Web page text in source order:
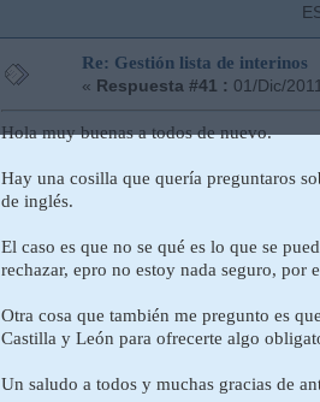
Re: Gestión lista de interinos
« Respuesta #41 : 01/Dic/
Hola muy buenas a todos de nuevo.
Hay una cosilla que quería preguntaros
de inglés.
El caso es que no se qué es lo que se
rechazar, epro no estoy nada seguro,
Otra cosa que también me pregunto es
Castilla y León para ofrecerte algo
Un saludo a todos y muchas gracias de